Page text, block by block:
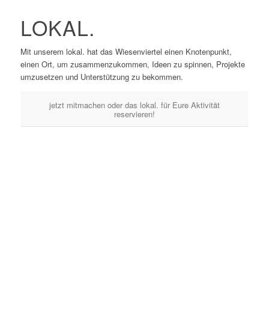
LOKAL.
Mit unserem lokal. hat das Wiesenviertel einen Knotenpunkt,
einen Ort, um zusammenzukommen, Ideen zu spinnen, Projekte
umzusetzen und Unterstützung zu bekommen.
jetzt mitmachen oder das lokal. für Eure Aktivität
reservieren!